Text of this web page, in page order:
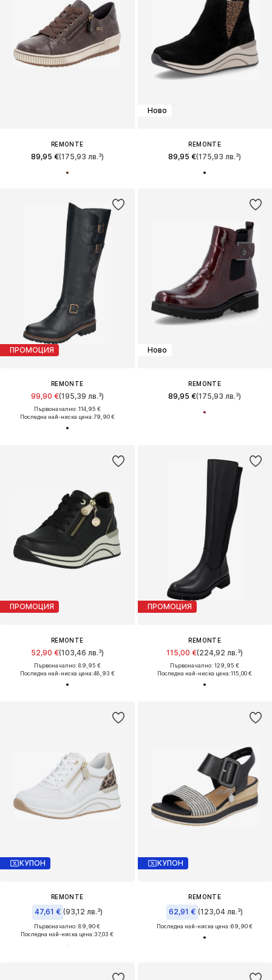
REMONTE
89,95 €(175,93 лв.³)
Ново
REMONTE
89,95 €(175,93 лв.³)
ПРОМОЦИЯ
REMONTE
99,90 €(195,39 лв.³)
Първоначално: 114,95 €
Последна най-ниска цена:79,90 €
Ново
REMONTE
89,95 €(175,93 лв.³)
ПРОМОЦИЯ
REMONTE
52,90 €(103,46 лв.³)
Първоначално: 89,95 €
Последна най-ниска цена:48,93 €
ПРОМОЦИЯ
REMONTE
115,00 €(224,92 лв.³)
Първоначално: 129,95 €
Последна най-ниска цена:115,00 €
КУПОН
REMONTE
47,61 € (93,12 лв.³)
Първоначално: 89,90 €
Последна най-ниска цена:37,03 €
КУПОН
REMONTE
62,91 € (123,04 лв.³)
Последна най-ниска цена:69,90 €